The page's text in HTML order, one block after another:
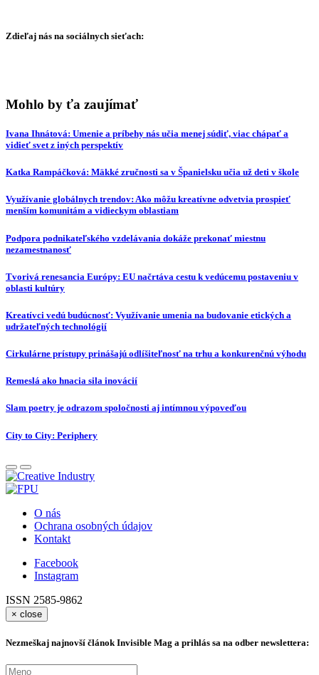
Zdieľaj nás na sociálnych sieťach:
Mohlo by ťa zaujímať
Ivana Ihnátová: Umenie a príbehy nás učia menej súdiť, viac chápať a
vidieť svet z iných perspektív
Katka Rampáčková: Mäkké zručnosti sa v Španielsku učia už deti v škole
Využívanie globálnych trendov: Ako môžu kreatívne odvetvia prospieť
menším komunitám a vidieckym oblastiam
Podpora podnikateľského vzdelávania dokáže prekonať miestnu
nezamestnanosť
Tvorivá renesancia Európy: EU načrtáva cestu k vedúcemu postaveniu v
oblasti kultúry
Kreatívci vedú budúcnosť: Využívanie umenia na budovanie etických a
udržateľných technológií
Cirkulárne prístupy prinášajú odlíšiteľnosť na trhu a konkurenčnú výhodu
Remeslá ako hnacia sila inovácií
Slam poetry je odrazom spoločnosti aj intímnou výpoveďou
City to City: Periphery
O nás
Ochrana osobných údajov
Kontakt
Facebook
Instagram
ISSN 2585-9862
× close
Nezmeškaj najnovší článok Invisible Mag a prihlás sa na odber newslettera: